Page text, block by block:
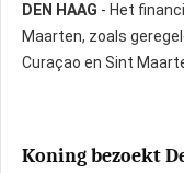
DEN HAAG - Het
Maarten, zoals
Curaçao en Sint
Koning bezoekt